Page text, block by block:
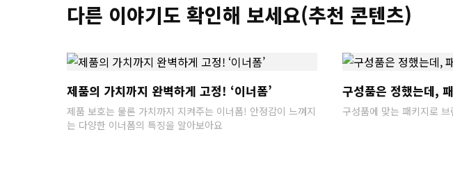
다른 이야기도 확인해 보세요(추천 콘텐츠)
제품의 가치까지 완벽하게 고정! ‘이너폼’
제품 보호는 물론 가치까지 지켜주는 이너폼! 안정감이 느껴지
는 다양한 이너폼의 특징을 알아보아요
구성품은 정했는데,
구성품에 맞는 패키지로 브